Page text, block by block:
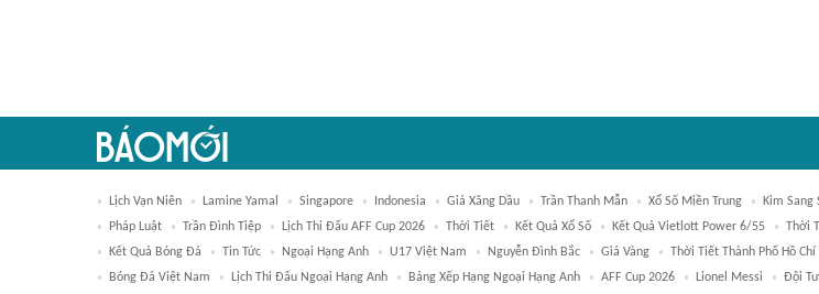
Lịch Vạn Niên Lamine Yamal Singapore Indonesia Giá Xăng Dầu Trần Thanh Mẫn Xổ Số Miền Trung Kim Sang
Pháp Luật
Trần Đình Tiệp Lịch Thi Đấu AFF Cup 2026 Thời Tiết Kết Quả Xổ Số Kết Quả Vietlott Power 6/55 Thời
Kết Quả Bóng Đá
Tin Tức Ngoại Hạng Anh U17 Việt Nam Nguyễn Đình Bắc Giá Vàng Thời Tiết Thành Phố Hồ
Bóng Đá Việt Nam
Lịch Thi Đấu Ngoại Hạng Anh Bảng Xếp Hạng Ngoại Hạng Anh AFF Cup 2026 Lionel Messi Đội